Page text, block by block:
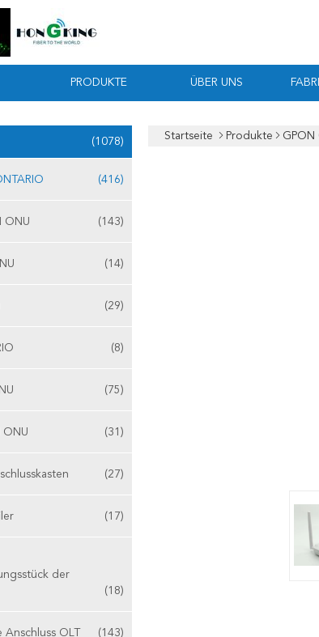
PRODUKTE ÜBER UNS
(1078)
(416)
ONU (143)
(14)
(29)
(8)
(75)
ONU (31)
(27)
(17)
der
(18)
OLT (143)
Startseite Produkte GPON